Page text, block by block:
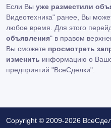
Если Вы уже разместили
Видеотехника" ранее, Вы
любое время. Для этого
объявления" в правом
Вы сможете просмотреть
изменить информацию о
предприятий "ВсеСделки".
Copyright © 2009-2026